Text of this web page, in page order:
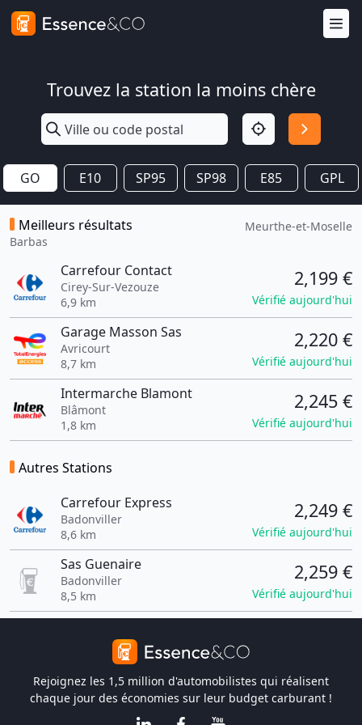
Trouvez la station la moins chère
GO E10 SP95 SP98 E85 GPL
Meilleurs résultats
Barbas
Meurthe-et-Moselle
Carrefour Contact
Cirey-Sur-Vezouze
6,9 km
2,199 €
Vérifié aujourd'hui
Garage Masson Sas
Avricourt
8,7 km
2,220 €
Vérifié aujourd'hui
Intermarche Blamont
Blâmont
1,8 km
2,245 €
Vérifié aujourd'hui
Autres Stations
Carrefour Express
Badonviller
8,6 km
2,249 €
Vérifié aujourd'hui
Sas Guenaire
Badonviller
8,5 km
2,259 €
Vérifié aujourd'hui
Rejoignez les 1,5 million d'automobilistes qui réalisent
chaque jour des économies sur leur budget carburant !